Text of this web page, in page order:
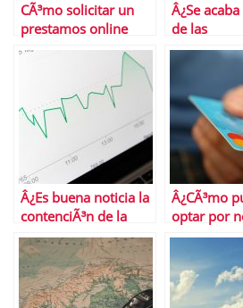
CÃ³mo solicitar un
prestamos online
Â¿Se
de las
Â¿Es buena noticia la
contenciÃ³n de la
inflaciÃ³n
subyacente?
Â¿CÃ³mo
optar por
ofertas de
crÃ©dito?